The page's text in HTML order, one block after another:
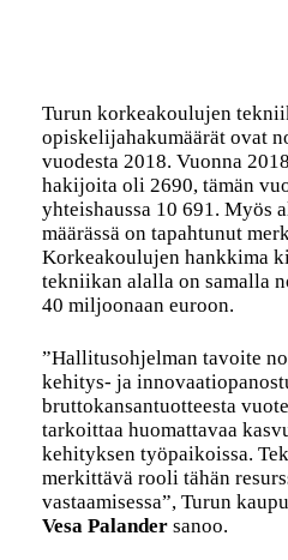
Turun korkeakoulujen
opiskelijahakumäärät ovat
vuodesta 2018. Vuonna
hakijoita oli 2690, tämän
yhteishaussa 10 691. Myös
määrässä on tapahtunut
Korkeakoulujen hankkima
tekniikan alalla on samalla
40 miljoonaan euroon.
”Hallitusohjelman tavoite
kehitys- ja
bruttokansantuotteesta
tarkoittaa huomattavaa
kehityksen työpaikoissa.
merkittävä rooli tähän
vastaamisessa”, Turun
Vesa Palander sanoo.